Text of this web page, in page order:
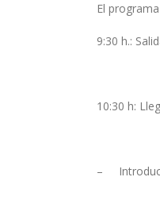
El
9:30 h.:
10:30 h:
–